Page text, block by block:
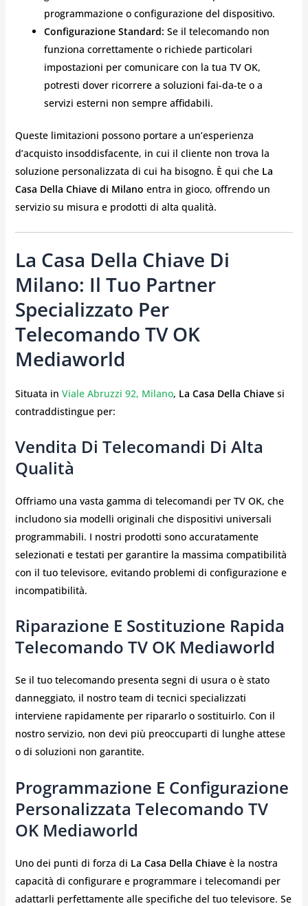
programmazione o configurazione del dispositivo.
Configurazione Standard: Se il telecomando non
funziona correttamente o richiede particolari
impostazioni per comunicare con la tua TV OK,
potresti dover ricorrere a soluzioni fai-da-te o a
servizi esterni non sempre affidabili.
Queste limitazioni possono portare a un’esperienza
d’acquisto insoddisfacente, in cui il cliente non trova la
soluzione personalizzata di cui ha bisogno. È qui che La
Casa Della Chiave di Milano entra in gioco, offrendo un
servizio su misura e prodotti di alta qualità.
La Casa Della Chiave Di
Milano: Il Tuo Partner
Specializzato Per
Telecomando TV OK
Mediaworld
Situata in Viale Abruzzi 92, Milano, La Casa Della Chiavesi
contraddistingue per:
Vendita Di Telecomandi Di Alta
Qualità
Offriamo una vasta gamma di telecomandi per TV OK, che
includono sia modelli originali che dispositivi universali
programmabili. I nostri prodotti sono accuratamente
selezionati e testati per garantire la massima compatibilità
con il tuo televisore, evitando problemi di configurazione e
incompatibilità.
Riparazione E Sostituzione Rapida
Telecomando TV OK Mediaworld
Se il tuo telecomando presenta segni di usura o è stato
danneggiato, il nostro team di tecnici specializzati
interviene rapidamente per ripararlo o sostituirlo. Con il
nostro servizio, non devi più preoccuparti di lunghe attese
o di soluzioni non garantite.
Programmazione E Configurazione
Personalizzata Telecomando TV
OK Mediaworld
Uno dei punti di forza di La Casa Della Chiaveè la nostra
capacità di configurare e programmare i telecomandi per
adattarli perfettamente alle specifiche del tuo televisore. Se